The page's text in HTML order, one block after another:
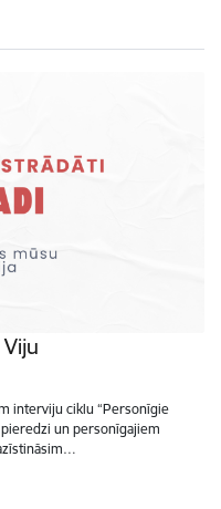
interviju ciklu “Personīgie
un personīgajiem